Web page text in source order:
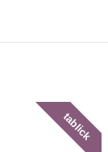
tablick